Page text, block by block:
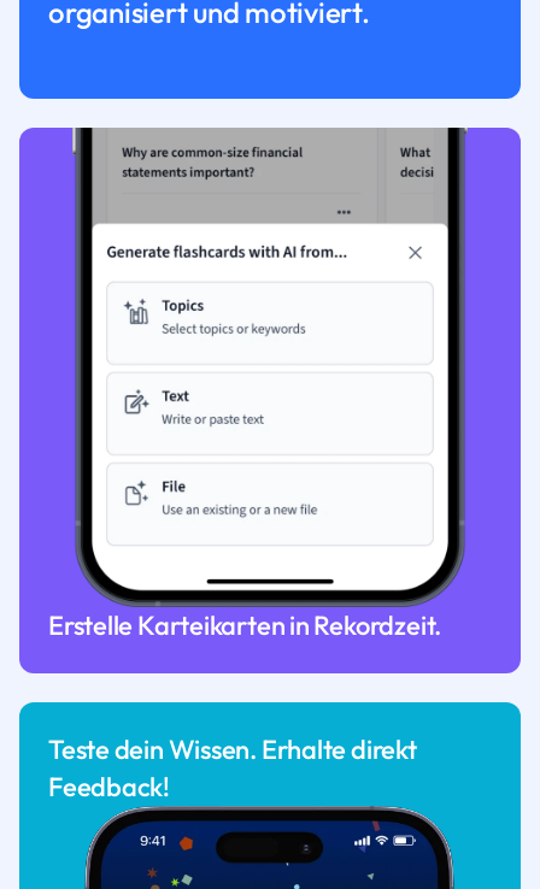
organisiert und motiviert.
Erstelle Karteikarten in Rekordzeit.
Teste dein Wissen. Erhalte direkt
Feedback!